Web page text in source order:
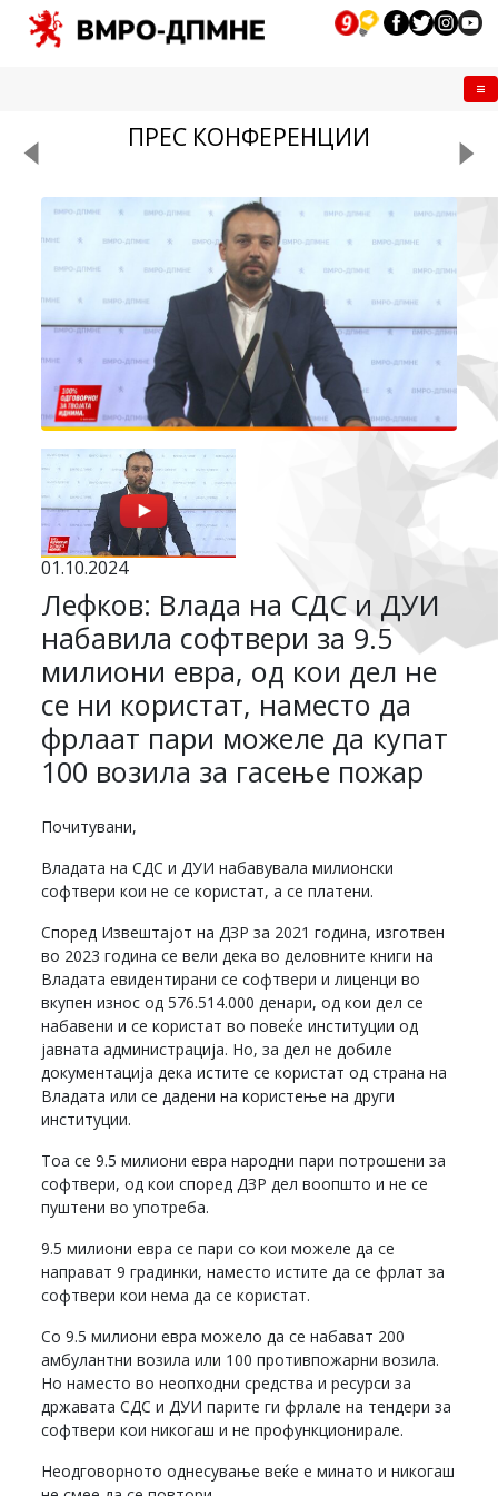
ПРЕС КОНФЕРЕНЦИИ
01.10.2024
Лефков: Влада на СДС и ДУИ
набавила софтвери за 9.5
милиони евра, од кои дел не
се ни користат, наместо да
фрлаат пари можеле да купат
100 возила за гасење пожар
Почитувани,
Владата на СДС и ДУИ набавувала милионски
софтвери кои не се користат, а се платени.
Според Извештајот на ДЗР за 2021 година, изготвен
во 2023 година се вели дека во деловните книги на
Владата евидентирани се софтвери и лиценци во
вкупен износ од 576.514.000 денари, од кои дел се
набавени и се користат во повеќе институции од
јавната администрација. Но, за дел не добиле
документација дека истите се користат од страна на
Владата или се дадени на користење на други
институции.
Тоа се 9.5 милиони евра народни пари потрошени за
софтвери, од кои според ДЗР дел воопшто и не се
пуштени во употреба.
9.5 милиони евра се пари со кои можеле да се
направат 9 градинки, наместо истите да се фрлат за
софтвери кои нема да се користат.
Со 9.5 милиони евра можело да се набават 200
амбулантни возила или 100 противпожарни возила.
Но наместо во неопходни средства и ресурси за
државата СДС и ДУИ парите ги фрлале на тендери за
софтвери кои никогаш и не профункционирале.
Неодговорното однесување веќе е минато и никогаш